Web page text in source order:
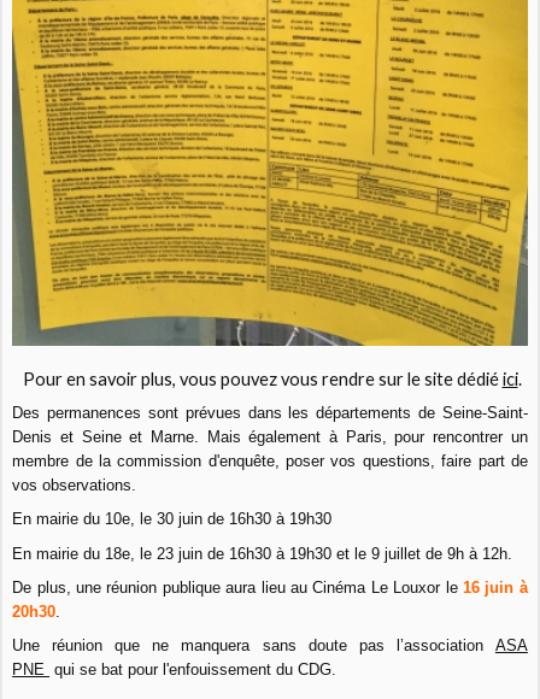
Pour en savoir plus, vous pouvez vous rendre sur le site dédiéici.
Des permanences sont prévues dans les départements de Seine-Saint-
Denis et Seine et Marne. Mais également à Paris, pour rencontrer un
membre de la commission d'enquête, poser vos questions, faire part de
vos observations.
En mairie du 10e, le 30 juin de 16h30 à 19h30
En mairie du 18e, le 23 juin de 16h30 à 19h30 et le 9 juillet de 9h à 12h.
De plus, une réunion publique aura lieu au Cinéma Le Louxor le16 juin à
20h30
Une réunion que ne manquera sans doute pas l’association ASA
PNE qui se bat pour l'enfouissement du CDG.